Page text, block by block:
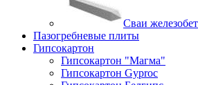
Сваи
Пазогребневые плиты
Гипсокартон
Гипсокартон "Магма"
Гипсокартон Gyproc